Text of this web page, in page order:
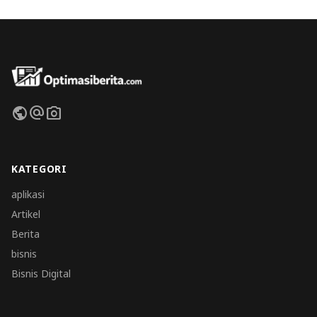
publicalternate_emailphoto_camera
KATEGORI
aplikasi
Artikel
Berita
bisnis
Bisnis Digital